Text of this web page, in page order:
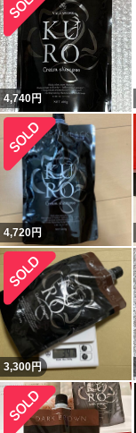
4,740円
4,720円
3,300円